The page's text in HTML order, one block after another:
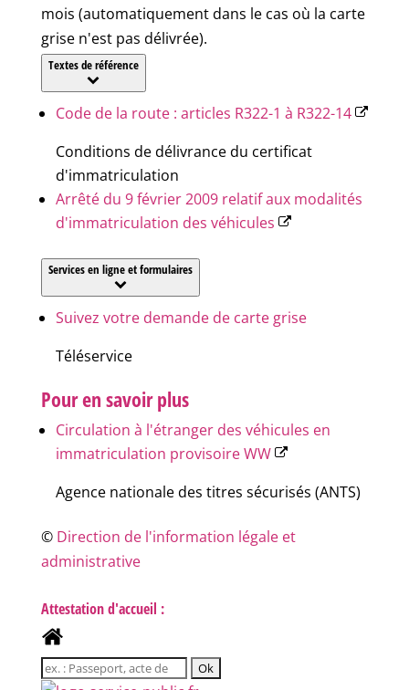
mois (automatiquement dans le cas où la carte
grise n'est pas délivrée).
Textes de référence
Code de la route : articles R322-1 à R322-14
Conditions de délivrance du certificat
d'immatriculation
Arrêté du 9 février 2009 relatif aux modalités
d'immatriculation des véhicules
Services en ligne et formulaires
Suivez votre demande de carte grise
Téléservice
Pour en savoir plus
Circulation à l'étranger des véhicules en
immatriculation provisoire WW
Agence nationale des titres sécurisés (ANTS)
© Direction de l'information légale et
administrative
Attestation d'accueil :